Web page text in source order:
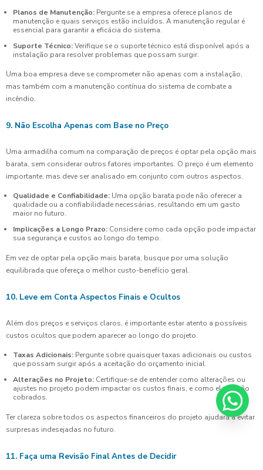
Planos de Manutenção: Pergunte se a empresa oferece planos de
manutenção e quais serviços estão incluídos. A manutenção regular é
essencial para garantir a eficácia do sistema.
Suporte Técnico:Verifique se o suporte técnico está disponível após a
instalação para resolver problemas que possam surgir.
Uma boa empresa deve se comprometer não apenas com a instalação,
mas também com a manutenção contínua do sistema de combate a
incêndio.
9. Não Escolha Apenas com Base no Preço
Uma armadilha comum na comparação de preços é optar pela opção mais
barata, sem considerar outros fatores importantes. O preço é um elemento
importante, mas deve ser analisado em conjunto com outros aspectos.
Qualidade e Confiabilidade: Uma opção barata pode não oferecer a
qualidade ou a confiabilidade necessárias, resultando em um gasto
maior no futuro.
Implicações a Longo Prazo: Considere como cada opção pode impactar
sua segurança e custos ao longo do tempo.
Em vez de optar pela opção mais barata, busque por uma solução
equilibrada que ofereça o melhor custo-benefício geral.
10. Leve em Conta Aspectos Finais e Ocultos
Além dos preços e serviços claros, é importante estar atento a possíveis
custos ocultos que podem aparecer ao longo do projeto.
Taxas Adicionais: Pergunte sobre quaisquer taxas adicionais ou custos
que possam surgir após a aceitação do orçamento inicial.
Alterações no Projeto: Certifique-se de entender como alterações ou
ajustes no projeto podem impactar os custos finais, e como eles serão
cobrados.
Ter clareza sobre todos os aspectos financeiros do projeto ajudará a evitar
surpresas indesejadas no futuro.
11. Faça uma Revisão Final Antes de Decidir